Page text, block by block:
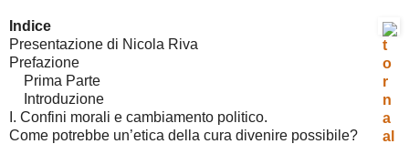
Indice
Presentazione di Nicola Riva
Prefazione
Prima Parte
Introduzione
I. Confini morali e cambiamento politico.
Come potrebbe un’etica della cura divenire possibile?